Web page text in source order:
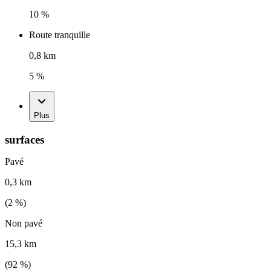
10 %
Route tranquille
0,8 km
5 %
Plus
surfaces
Pavé
0,3 km
(2 %)
Non pavé
15,3 km
(92 %)